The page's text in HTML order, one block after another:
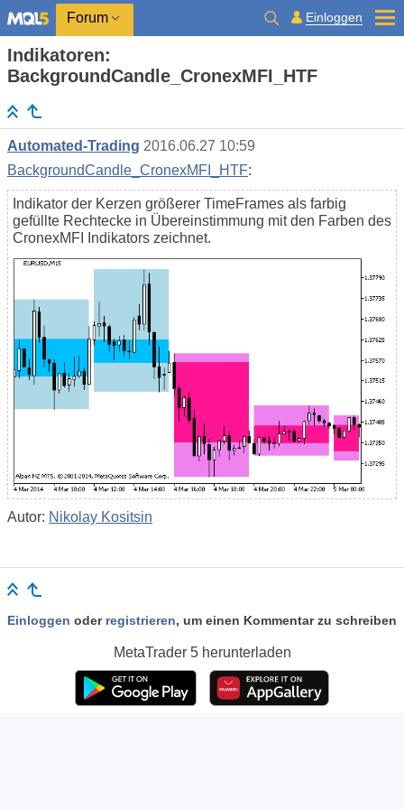
Forum Einloggen
Indikatoren:
BackgroundCandle_CronexMFI_HTF
Automated-Trading 2016.06.27 10:59
BackgroundCandle_CronexMFI_HTF:
Indikator der Kerzen größerer TimeFrames als farbig
gefüllte Rechtecke in Übereinstimmung mit den Farben des
CronexMFI Indikators zeichnet.
Autor: Nikolay Kositsin
Einloggen oder registrieren, um einen Kommentar zu schreiben
MetaTrader 5herunterladen